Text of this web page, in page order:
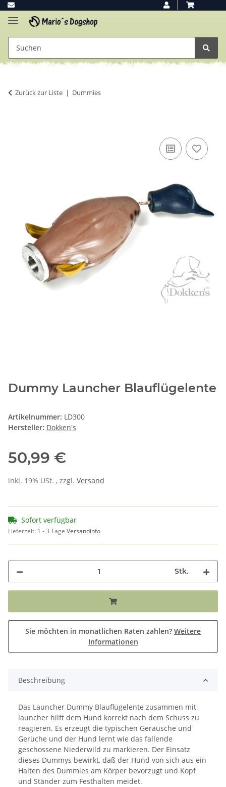
Zurück zur Liste Dummies
Dummy Launcher Blauflügelente
Artikelnummer: LD300
Hersteller: Dokken's
50,99 €
inkl. 19% USt. , zzgl. Versand
Sofort verfügbar
Lieferzeit: 1 - 3 Tage Versandinfo
Stk.
Sie möchten in monatlichen Raten zahlen? Weitere
Informationen
Beschreibung
Das Launcher Dummy Blauflügelente zusammen mit
launcher hilft dem Hund korrekt nach dem Schuss zu
reagieren. Es erzeugt die typischen Geräusche und
Gerüche und der Hund lernt wie das fallende
geschossene Niederwild zu markieren. Der Einsatz
dieses Dummys bewirkt, daß der Hund von sich aus ein
Halten des Dummies am Körper bevorzugt und Kopf
und Ständer zum Festhalten meidet.